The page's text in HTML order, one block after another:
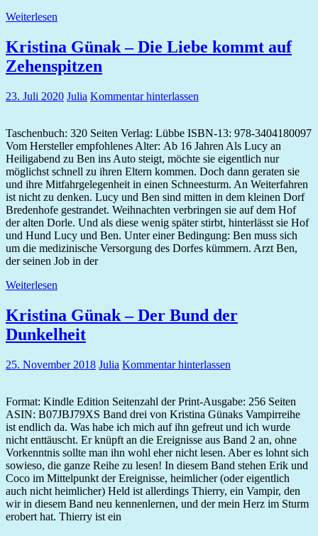
Weiterlesen
Kristina Günak – Die Liebe kommt auf
Zehenspitzen
23. Juli 2020 Julia Kommentar hinterlassen
Taschenbuch: 320 Seiten Verlag: Lübbe ISBN-13: 978-3404180097
Vom Hersteller empfohlenes Alter: Ab 16 Jahren Als Lucy an
Heiligabend zu Ben ins Auto steigt, möchte sie eigentlich nur
möglichst schnell zu ihren Eltern kommen. Doch dann geraten sie
und ihre Mitfahrgelegenheit in einen Schneesturm. An Weiterfahren
ist nicht zu denken. Lucy und Ben sind mitten in dem kleinen Dorf
Bredenhofe gestrandet. Weihnachten verbringen sie auf dem Hof
der alten Dorle. Und als diese wenig später stirbt, hinterlässt sie Hof
und Hund Lucy und Ben. Unter einer Bedingung: Ben muss sich
um die medizinische Versorgung des Dorfes kümmern. Arzt Ben,
der seinen Job in der
Weiterlesen
Kristina Günak – Der Bund der
Dunkelheit
25. November 2018 Julia Kommentar hinterlassen
Format: Kindle Edition Seitenzahl der Print-Ausgabe: 256 Seiten
ASIN: B07JBJ79XS Band drei von Kristina Günaks Vampirreihe
ist endlich da. Was habe ich mich auf ihn gefreut und ich wurde
nicht enttäuscht. Er knüpft an die Ereignisse aus Band 2 an, ohne
Vorkenntnis sollte man ihn wohl eher nicht lesen. Aber es lohnt sich
sowieso, die ganze Reihe zu lesen! In diesem Band stehen Erik und
Coco im Mittelpunkt der Ereignisse, heimlicher (oder eigentlich
auch nicht heimlicher) Held ist allerdings Thierry, ein Vampir, den
wir in diesem Band neu kennenlernen, und der mein Herz im Sturm
erobert hat. Thierry ist ein